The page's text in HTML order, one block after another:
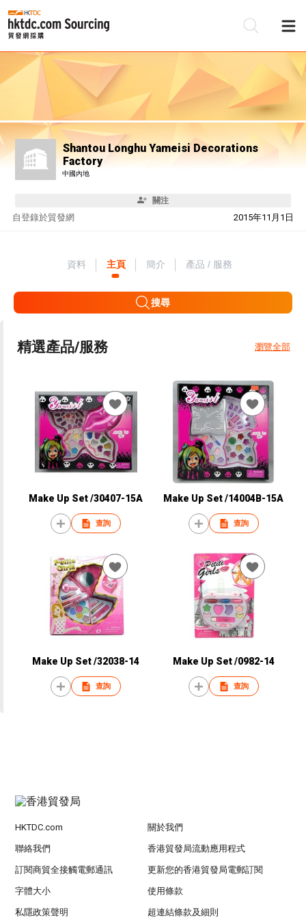
Shantou Longhu Yameisi Decorations
Factory
中國內地
關注
自 2015年11月1日
登錄於貿發網
資料 主頁 簡介 產品 / 服務
搜尋
精選產品/服務 瀏覽全部
Make Up Set /30407-15A
查詢
Make Up Set /14004B-15A
查詢
Make Up Set /32038-14
查詢
Make Up Set /0982-14
查詢
HKTDC.com 關於我們
聯絡我們 香港貿發局流動應用程式
訂閱商貿全接觸電郵通訊 更新您的香港貿發局電郵訂閱
字體大小 使用條款
私隱政策聲明 超連結條款及細則